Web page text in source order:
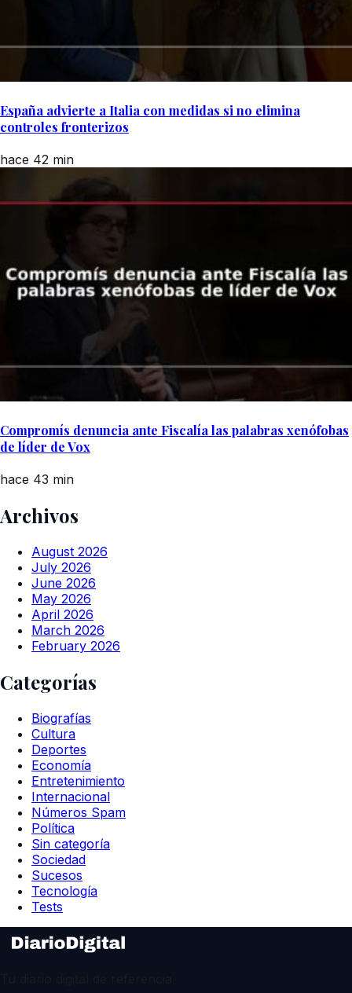
España advierte a Italia con medidas si no elimina
controles fronterizos
hace 42 min
Compromís denuncia ante Fiscalía las palabras xenófobas
de líder de Vox
hace 43 min
Archivos
August 2026
July 2026
June 2026
May 2026
April 2026
March 2026
February 2026
Categorías
Biografías
Cultura
Deportes
Economía
Entretenimiento
Internacional
Números Spam
Política
Sin categoría
Sociedad
Sucesos
Tecnología
Tests